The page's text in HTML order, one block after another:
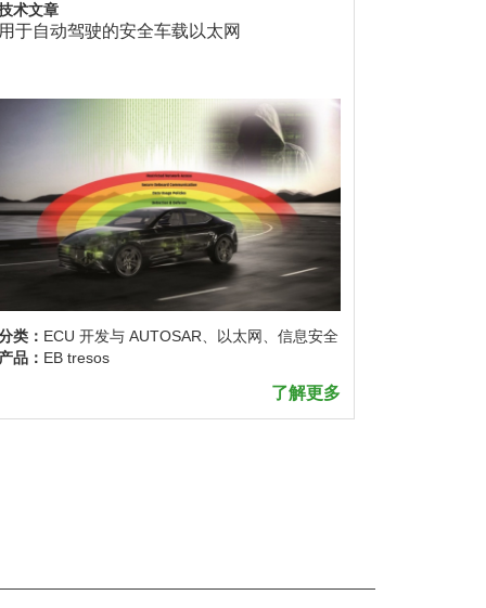
术文章
于自动驾驶的安全车载以太网
类： ECU 开发与 AUTOSAR、以太网、信息安全
品： EB tresos
了解更多